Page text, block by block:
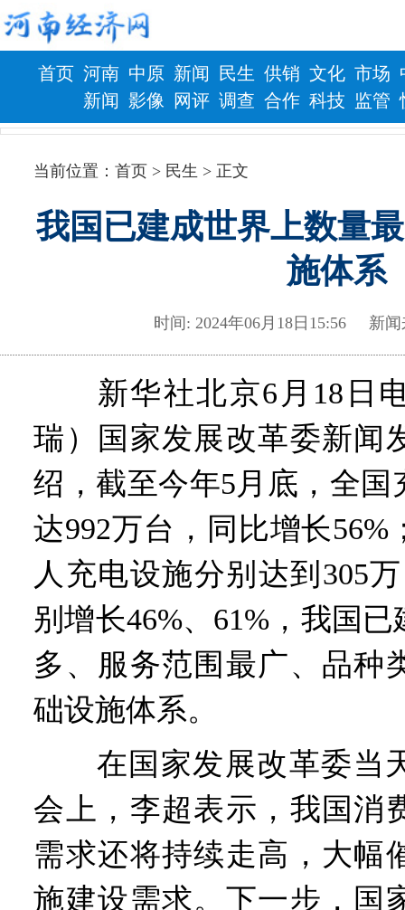
首页 河南
新闻
中原
影像
新闻
网评
民生
调查
供销
合作
文化
科技
市场
监管
财政 健康
当前位置：首页 > 民生 > 正文
我国已建成世界上数量
施体系
时间: 2024年06月18日15:56 新
新华社北京6月18日电
瑞）国家发展改革委新闻
绍，截至今年5月底，全国
达992万台，同比增长
人充电设施分别达到305
别增长46%、61%，我国
多、服务范围最广、品种
础设施体系。
在国家发展改革委当
会上，李超表示，我国消
需求还将持续走高，大幅
施建设需求。下一步，国